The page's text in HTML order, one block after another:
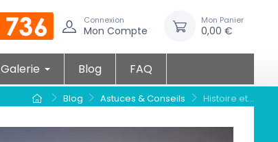
Connexion
Mon Compte
Mon Panier
0,00 €
Galerie Blog FAQ
Blog Astuces & Conseils Histoire et...